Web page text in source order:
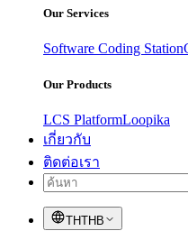
Our Services
Software Coding Station
Our Products
LCS PlatformLoopika
เกี่ยวกับ
ติดต่อเรา
THTHB